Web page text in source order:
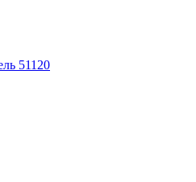
51120